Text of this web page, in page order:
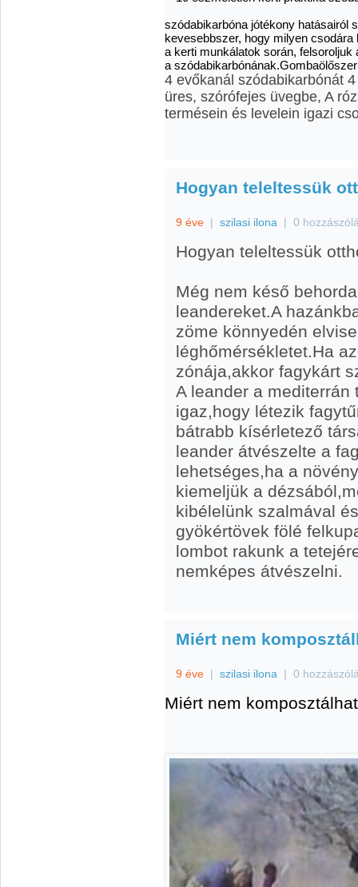
szódabikarbóna jótékony hatásairól
kevesebbszer, hogy milyen
a kerti munkálatok során,
a szódabikarbónának.Gombaölőszer
4 evőkanál szódabikarbónát
üres, szórófejes üvegbe, A
termésein és levelein igazi
Hogyan teleltessük
9 éve | szilasi ilona | 0
Hogyan teleltessük
Még nem késő
leandereket.A
zöme könnyedén
léghőmérsékletet.Ha
zónája,akkor fagykárt
A leander a
igaz,hogy létezik
bátrabb kísérletező
leander átvészelte a
lehetséges,ha a
kiemeljük a
kibélelünk szalmával
gyökértövek fölé
lombot rakunk a
nemképes átvészelni.
Miért nem
9 éve | szilasi ilona | 0
Miért nem